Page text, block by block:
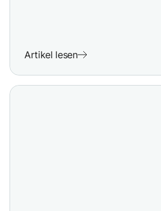
Artikel lesen